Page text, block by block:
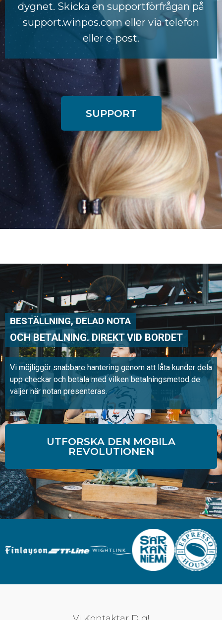
dygnet. Skicka en supportförfrågan på
support.winpos.com eller via telefon
eller e-post.
SUPPORT
BESTÄLLNING, DELAD NOTA
OCH BETALNING. DIREKT VID BORDET
Vi möjliggör snabbare hantering genom att låta kunder dela
upp checkar och betala med vilken betalningsmetod de
väljer när notan presenteras.
UTFORSKA DEN MOBILA
REVOLUTIONEN